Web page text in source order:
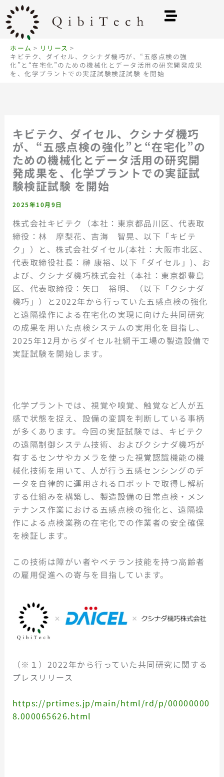
容
を
ホーム
リリース
キビテク、ダイセル、クシナダ機巧が、“五感点検の強
化”と“在宅化”のための機械化とデータ活用の研究開発成果
を、化学プラントでの実証試験検証試験 を開始
キビテク、ダイセル、クシナダ機巧
が、“五感点検の強化”と“在宅化”の
ための機械化とデータ活用の研究開
発成果を、化学プラントでの実証試
験検証試験 を開始
2025年10月9日
株式会社キビテク（本社：東京都品川区、代表取
締役：林 摩梨花、吉海 智晃、以下「キビテ
ク」）と、株式会社ダイセル(本社：大阪市北区、
代表取締役社長：榊 康裕、以下「ダイセル」)、お
よび、クシナダ機巧株式会社（本社：東京都豊島
区、代表取締役：矢口 裕明、（以下「クシナダ
機巧」）と2022年から行っていた五感点検の強化
と遠隔操作による在宅化の実現に向けた共同研究
の成果を用いた点検システムの実用化を目指し、
2025年12月からダイセル社網干工場の製造設備で
実証試験を開始します。
化学プラントでは、視覚や嗅覚、触覚など人が五
感で状態を捉え、設備の変調を判断している事柄
が多くあります。今回の実証試験では、キビテク
の遠隔制御システム技術、およびクシナダ機巧が
有するセンサやカメラを使った視覚認識機能の機
械化技術を用いて、人が行う五感センシングのデ
ータを自律的に運用されるロボットで取得し解析
する仕組みを構築し、製造設備の日常点検・メン
テナンス作業における五感点検の強化と、遠隔操
作による点検業務の在宅化での作業者の安全確保
を検証します。
この技術は障がい者やベテラン技能を持つ高齢者
の雇用促進への寄与を目指しています。
（※１）2022年から行っていた共同研究に関する
プレスリリース
https://prtimes.jp/main/html/rd/p/00000000
8.000065626.html